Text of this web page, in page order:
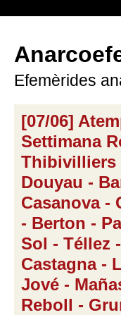
Efemèrides
[07/06]
Settimana
Thibivilliers
Douyau -
Casanova -
- Berton -
Sol - Téllez
Castagna -
Jové -
Reboll -